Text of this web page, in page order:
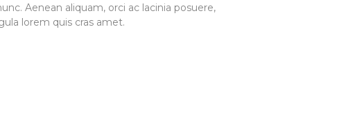
Aenean aliquam, orci ac lacinia posuere,
lorem quis cras amet.